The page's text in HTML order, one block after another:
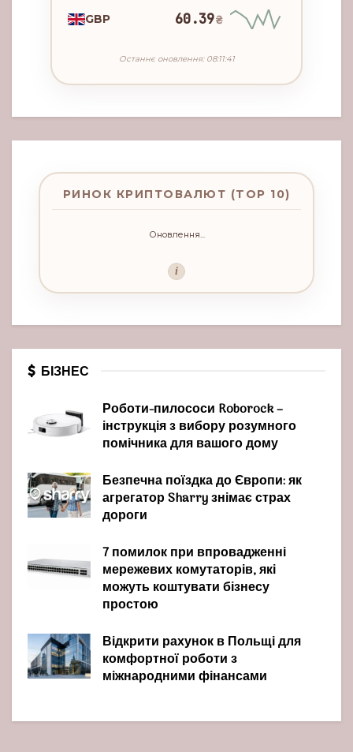
GBP 60.39₴
Останнє оновлення: 08:11:41
РИНОК КРИПТОВАЛЮТ (TOP 10)
Оновлення...
i
БІЗНЕС
Роботи-пилососи Roborock –
інструкція з вибору розумного
помічника для вашого дому
Безпечна поїздка до Європи: як
агрегатор Sharry знімає страх
дороги
7 помилок при впровадженні
мережевих комутаторів, які
можуть коштувати бізнесу
простою
Відкрити рахунок в Польщі для
комфортної роботи з
міжнародними фінансами